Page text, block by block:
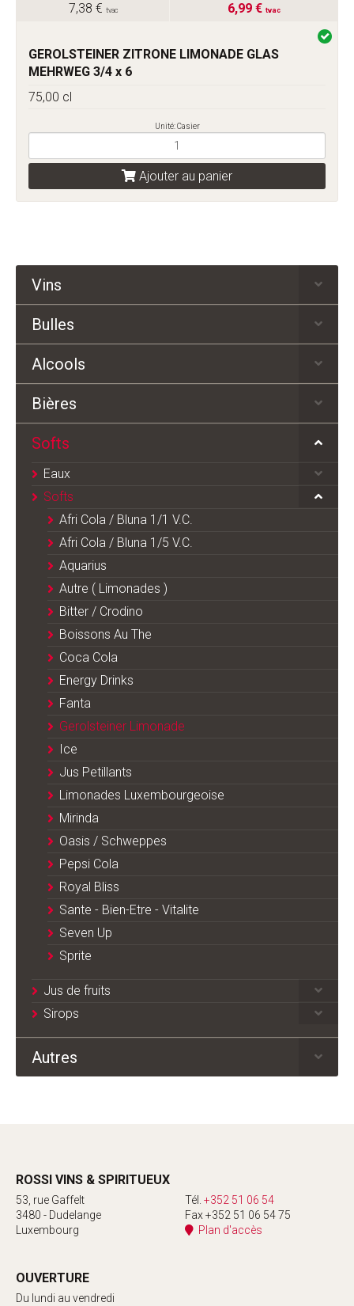
7,38 € tvac 6,99 € tvac
GEROLSTEINER ZITRONE LIMONADE GLAS
MEHRWEG 3/4 x 6
75,00 cl
Unité: Casier
Ajouter au panier
Vins
Bulles
Alcools
Bières
Softs
Eaux
Softs
Afri Cola / Bluna 1/1 V.C.
Afri Cola / Bluna 1/5 V.C.
Aquarius
Autre ( Limonades )
Bitter / Crodino
Boissons Au The
Coca Cola
Energy Drinks
Fanta
Gerolsteiner Limonade
Ice
Jus Petillants
Limonades Luxembourgeoise
Mirinda
Oasis / Schweppes
Pepsi Cola
Royal Bliss
Sante - Bien-Etre - Vitalite
Seven Up
Sprite
Jus de fruits
Sirops
Autres
ROSSI VINS & SPIRITUEUX
53, rue Gaffelt
3480 - Dudelange
Luxembourg
Tél. +352 51 06 54
Fax +352 51 06 54 75
Plan d'accès
OUVERTURE
Du lundi au vendredi